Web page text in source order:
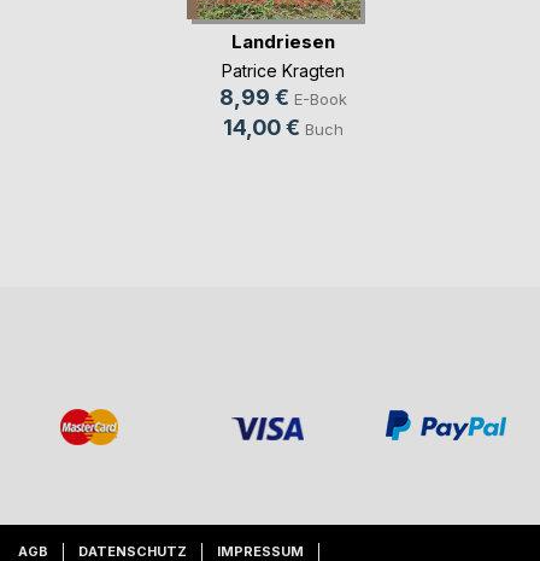
Landriesen
Patrice Kragten
8,99 € E-Book
14,00 € Buch
AGB DATENSCHUTZ IMPRESSUM